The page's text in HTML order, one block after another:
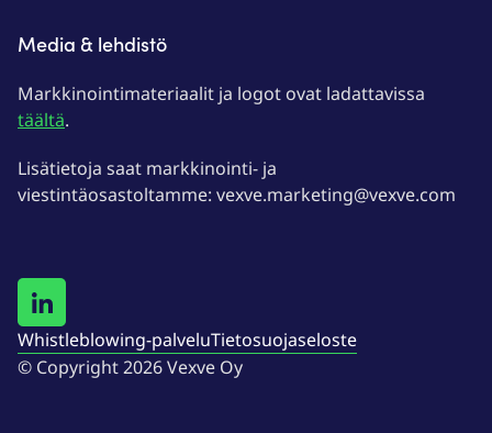
Media & lehdistö
Markkinointimateriaalit ja logot ovat ladattavissa
täältä.
Lisätietoja saat markkinointi- ja
viestintäosastoltamme: vexve.marketing@vexve.com
Whistleblowing-palveluTietosuojaseloste
© Copyright 2026 Vexve Oy